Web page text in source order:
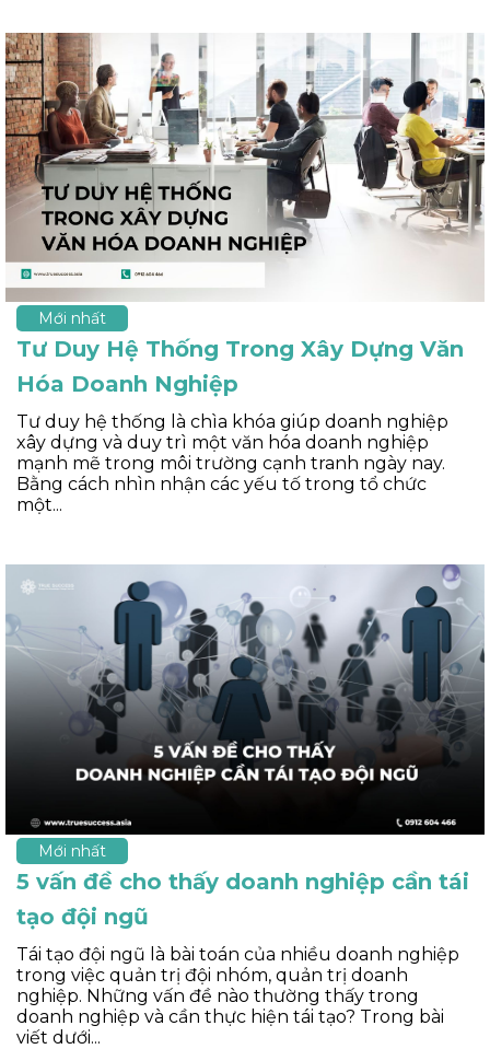
Mới nhất
Tư Duy Hệ Thống Trong Xây Dựng Văn
Hóa Doanh Nghiệp
Tư duy hệ thống là chìa khóa giúp doanh nghiệp
xây dựng và duy trì một văn hóa doanh nghiệp
mạnh mẽ trong môi trường cạnh tranh ngày nay.
Bằng cách nhìn nhận các yếu tố trong tổ chức
một...
Mới nhất
5 vấn đề cho thấy doanh nghiệp cần tái
tạo đội ngũ
Tái tạo đội ngũ là bài toán của nhiều doanh nghiệp
trong việc quản trị đội nhóm, quản trị doanh
nghiệp. Những vấn đề nào thường thấy trong
doanh nghiệp và cần thực hiện tái tạo? Trong bài
viết dưới...